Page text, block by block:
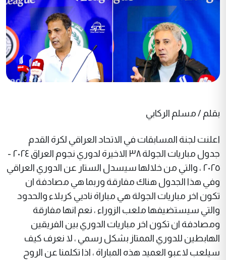
بقلم / مسلم الركابي
اعلنت لجنة المسابقات في الاتحاد العراقي لكرة القدم
جدول مباريات الجولة ٣٨ الاخيرة لدوري نجوم العراق ٢٠٢٤ -
٢٠٢٥ ، والتي من خلالها سيسدل الستار عن الدوري العراقي
وفي هذا الجدول هناك مفارقة وربما هي مصادفة ان
تكون اخر مباريات الجولة هي مباراة ناديي كربلاء والحدود
والتي سيستضيفها ملعب الزوراء ، نعم انها مفارقة
ومصادفة ان تكون اخر مباريات الدوري بين الفريقين
الهابطين للدوري الممتاز بشكل رسمي ، لا نعرف كيف
سيلعب لاعبو العميد هذه المباراة ، اذا تكلمنا عن الروح